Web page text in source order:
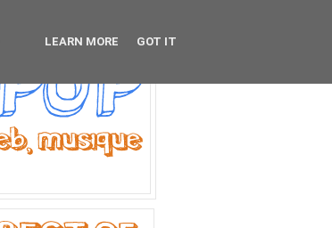
LEARN MORE GOT IT